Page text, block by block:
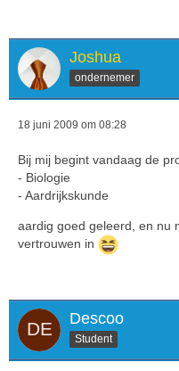
Joshua
ondernemer
18 juni 2009 om 08:28
Bij mij begint vandaag de
- Biologie
- Aardrijkskunde
aardig goed geleerd, en nu
vertrouwen in
Descoo
Student